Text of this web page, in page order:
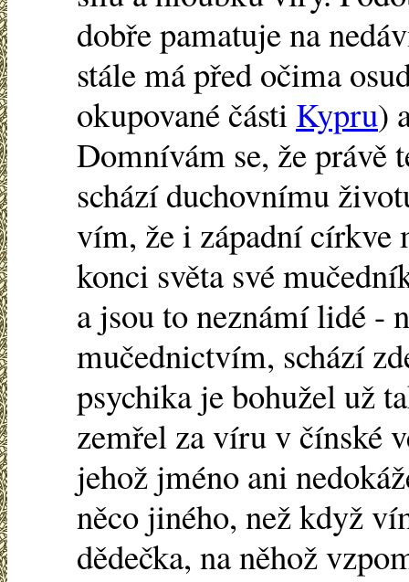
dobře pamatuje na
stále má před očima
okupované části Kypru)
Domnívám se, že právě
schází duchovnímu
vím, že i západní církve
konci světa své
a jsou to neznámí lidé -
mučednictvím, schází
psychika je bohužel už
zemřel za víru v čínské
jehož jméno ani
něco jiného, než když
dědečka, na něhož